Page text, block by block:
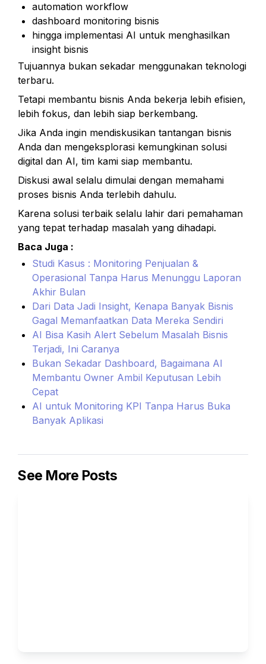
automation workflow
dashboard monitoring bisnis
hingga implementasi AI untuk menghasilkan
insight bisnis
Tujuannya bukan sekadar menggunakan teknologi
terbaru.
Tetapi membantu bisnis Anda bekerja lebih efisien,
lebih fokus, dan lebih siap berkembang.
Jika Anda ingin mendiskusikan tantangan bisnis
Anda dan mengeksplorasi kemungkinan solusi
digital dan AI, tim kami siap membantu.
Diskusi awal selalu dimulai dengan memahami
proses bisnis Anda terlebih dahulu.
Karena solusi terbaik selalu lahir dari pemahaman
yang tepat terhadap masalah yang dihadapi.
Baca Juga :
Studi Kasus : Monitoring Penjualan &
Operasional Tanpa Harus Menunggu Laporan
Akhir Bulan
Dari Data Jadi Insight, Kenapa Banyak Bisnis
Gagal Memanfaatkan Data Mereka Sendiri
AI Bisa Kasih Alert Sebelum Masalah Bisnis
Terjadi, Ini Caranya
Bukan Sekadar Dashboard, Bagaimana AI
Membantu Owner Ambil Keputusan Lebih
Cepat
AI untuk Monitoring KPI Tanpa Harus Buka
Banyak Aplikasi
See More Posts